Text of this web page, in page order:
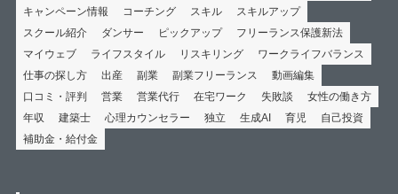
キャンペーン情報
コーチング スキル
スキルアップ
スクール紹介
ダンサー ピックアップ
フリーランス保護新法
マイウェブ
ライフスタイル リスキリング
ワークライフバランス
仕事の探し方
出産 副業 副業フリーランス
動画編集
口コミ・評判
営業 営業代行 在宅ワーク 失敗談
女性の働き方
年収
建築士 心理カウンセラー 独立 生成AI 育児
自己投資
補助金・給付金